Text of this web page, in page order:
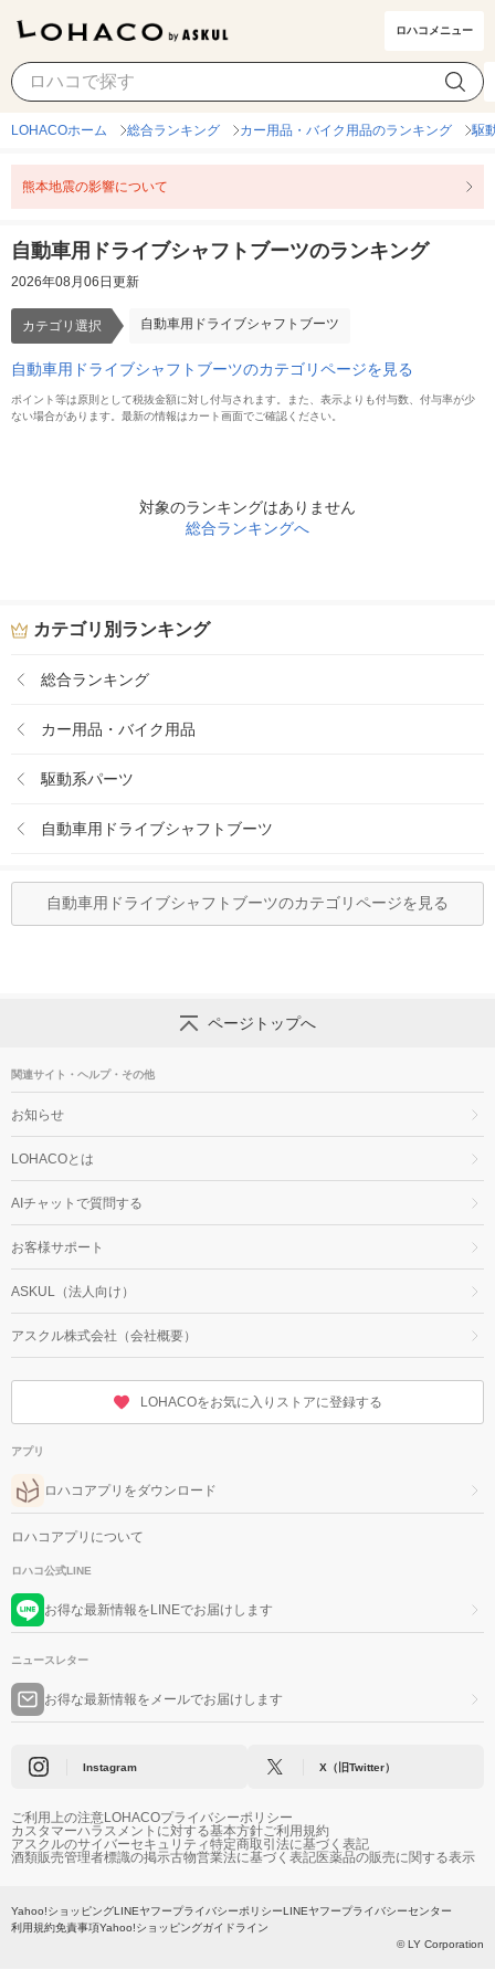
ロハコメニュー
自動車用ドライブシャフトブーツ カテゴリ選択
LOHACOホーム 総合ランキング カー用品・バイク用品のランキング 駆
熊本地震の影響について
自動車用ドライブシャフトブーツのランキング
2026年08月06日更新
カテゴリ選択 自動車用ドライブシャフトブーツ
自動車用ドライブシャフトブーツのカテゴリページを見る
ポイント等は原則として税抜金額に対し付与されます。また、表示よりも付与数、付与率が少
ない場合があります。最新の情報はカート画面でご確認ください。
対象のランキングはありません
総合ランキングへ
カテゴリ別ランキング
総合ランキング
カー用品・バイク用品
駆動系パーツ
自動車用ドライブシャフトブーツ
自動車用ドライブシャフトブーツのカテゴリページを見る
ページトップへ
関連サイト・ヘルプ・その他
お知らせ
LOHACOとは
AIチャットで質問する
お客様サポート
ASKUL（法人向け）
アスクル株式会社（会社概要）
LOHACOをお気に入りストアに登録する
アプリ
ロハコアプリをダウンロード
ロハコアプリについて
ロハコ公式LINE
お得な最新情報をLINEでお届けします
ニュースレター
お得な最新情報をメールでお届けします
Instagram X（旧Twitter）
ご利用上の注意LOHACOプライバシーポリシー
カスタマーハラスメントに対する基本方針ご利用規約
アスクルのサイバーセキュリティ特定商取引法に基づく表記
酒類販売管理者標識の掲示古物営業法に基づく表記医薬品の販売に関する表示
Yahoo!ショッピングLINEヤフープライバシーポリシーLINEヤフープライバシーセンター
利用規約免責事項Yahoo!ショッピングガイドライン
© LY Corporation